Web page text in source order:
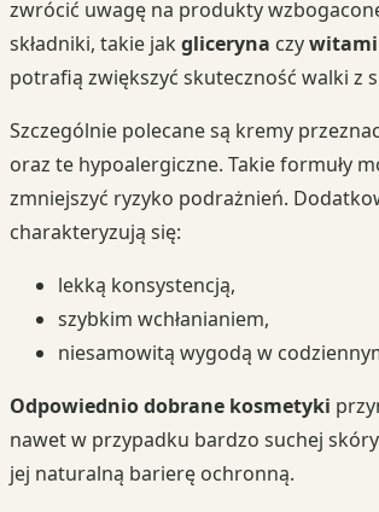
zwrócić uwagę na produkty
składniki, takie jak gliceryna czy
potrafią zwiększyć skuteczność walki z
Szczególnie polecane są kremy
oraz te hypoalergiczne. Takie formuły
zmniejszyć ryzyko podrażnień.
charakteryzują się:
lekką konsystencją,
szybkim wchłanianiem,
niesamowitą wygodą w
Odpowiednio dobrane kosmetyki
nawet w przypadku bardzo suchej
jej naturalną barierę ochronną.